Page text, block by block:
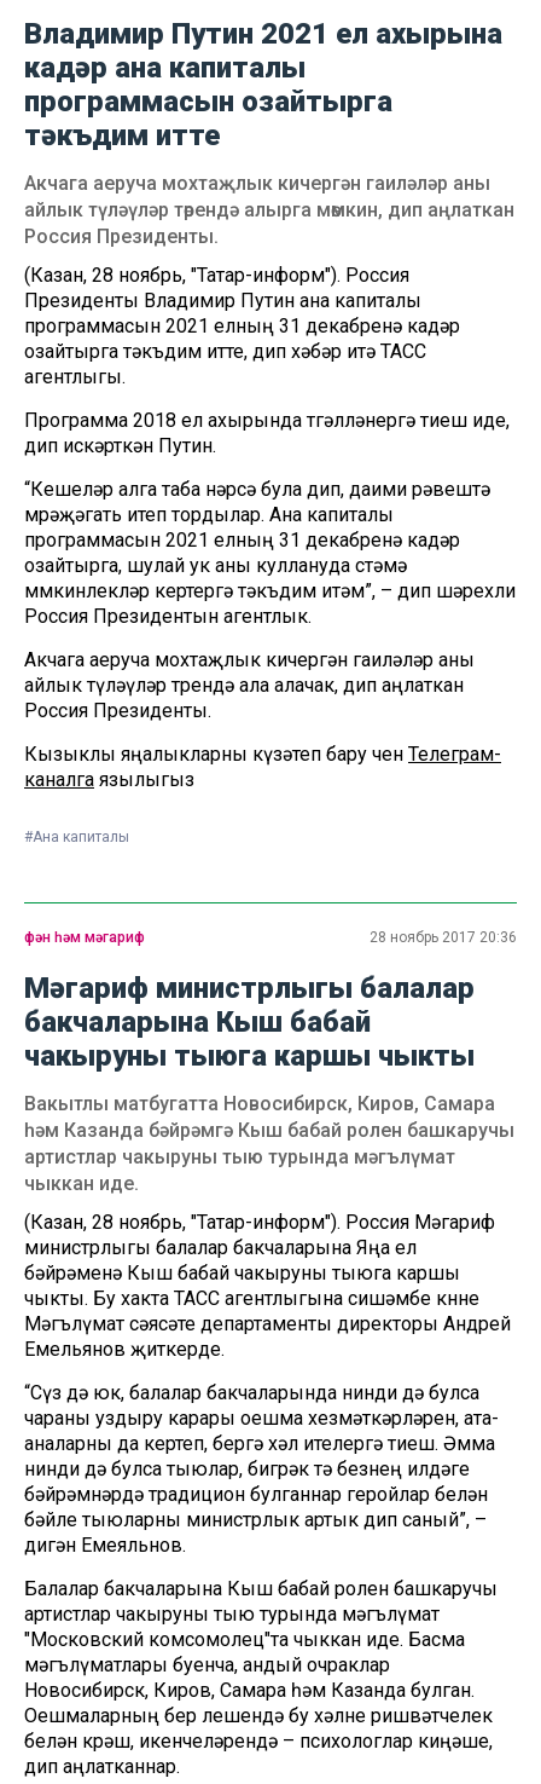
Владимир Путин 2021 ел ахырына
кадәр ана капиталы
программасын озайтырга
тәкъдим итте
Акчага аеруча мохтаҗлык кичергән гаиләләр аны
айлык түләүләр төрендә алырга мөмкин, дип аңлаткан
Россия Президенты.
(Казан, 28 ноябрь, "Татар-информ"). Россия
Президенты Владимир Путин ана капиталы
программасын 2021 елның 31 декабренә кадәр
озайтырга тәкъдим итте, дип хәбәр итә ТАСС
агентлыгы.
Программа 2018 ел ахырында төгәлләнергә тиеш иде,
дип искәрткән Путин.
“Кешеләр алга таба нәрсә була дип, даими рәвештә
мөрәҗәгать итеп тордылар. Ана капиталы
программасын 2021 елның 31 декабренә кадәр
озайтырга, шулай ук аны куллануда өстәмә
мөмкинлекләр кертергә тәкъдим итәм”, – дип шәрехли
Россия Президентын агентлык.
Акчага аеруча мохтаҗлык кичергән гаиләләр аны
айлык түләүләр төрендә ала алачак, дип аңлаткан
Россия Президенты.
Кызыклы яңалыкларны күзәтеп бару өчен Телеграм-
каналга язылыгыз
#Ана капиталы
фән һәм мәгариф 28 ноябрь 2017 20:36
Мәгариф министрлыгы балалар
бакчаларына Кыш бабай
чакыруны тыюга каршы чыкты
Вакытлы матбугатта Новосибирск, Киров, Самара
һәм Казанда бәйрәмгә Кыш бабай ролен башкаручы
артистлар чакыруны тыю турында мәгълүмат
чыккан иде.
(Казан, 28 ноябрь, "Татар-информ"). Россия Мәгариф
министрлыгы балалар бакчаларына Яңа ел
бәйрәменә Кыш бабай чакыруны тыюга каршы
чыкты. Бу хакта ТАСС агентлыгына сишәмбе көнне
Мәгълүмат сәясәте департаменты директоры Андрей
Емельянов җиткерде.
“Сүз дә юк, балалар бакчаларында нинди дә булса
чараны уздыру карары оешма хезмәткәрләрен, ата-
аналарны да кертеп, бергә хәл ителергә тиеш. Әмма
нинди дә булса тыюлар, бигрәк тә безнең илдәге
бәйрәмнәрдә традицион булганнар геройлар белән
бәйле тыюларны министрлык артык дип саный”, –
дигән Емеяльнов.
Балалар бакчаларына Кыш бабай ролен башкаручы
артистлар чакыруны тыю турында мәгълүмат
"Московский комсомолец"та чыккан иде. Басма
мәгълүматлары буенча, андый очраклар
Новосибирск, Киров, Самара һәм Казанда булган.
Оешмаларның бер өлешендә бу хәлне ришвәтчелек
белән көрәш, икенчеләрендә – психологлар киңәше,
дип аңлатканнар.